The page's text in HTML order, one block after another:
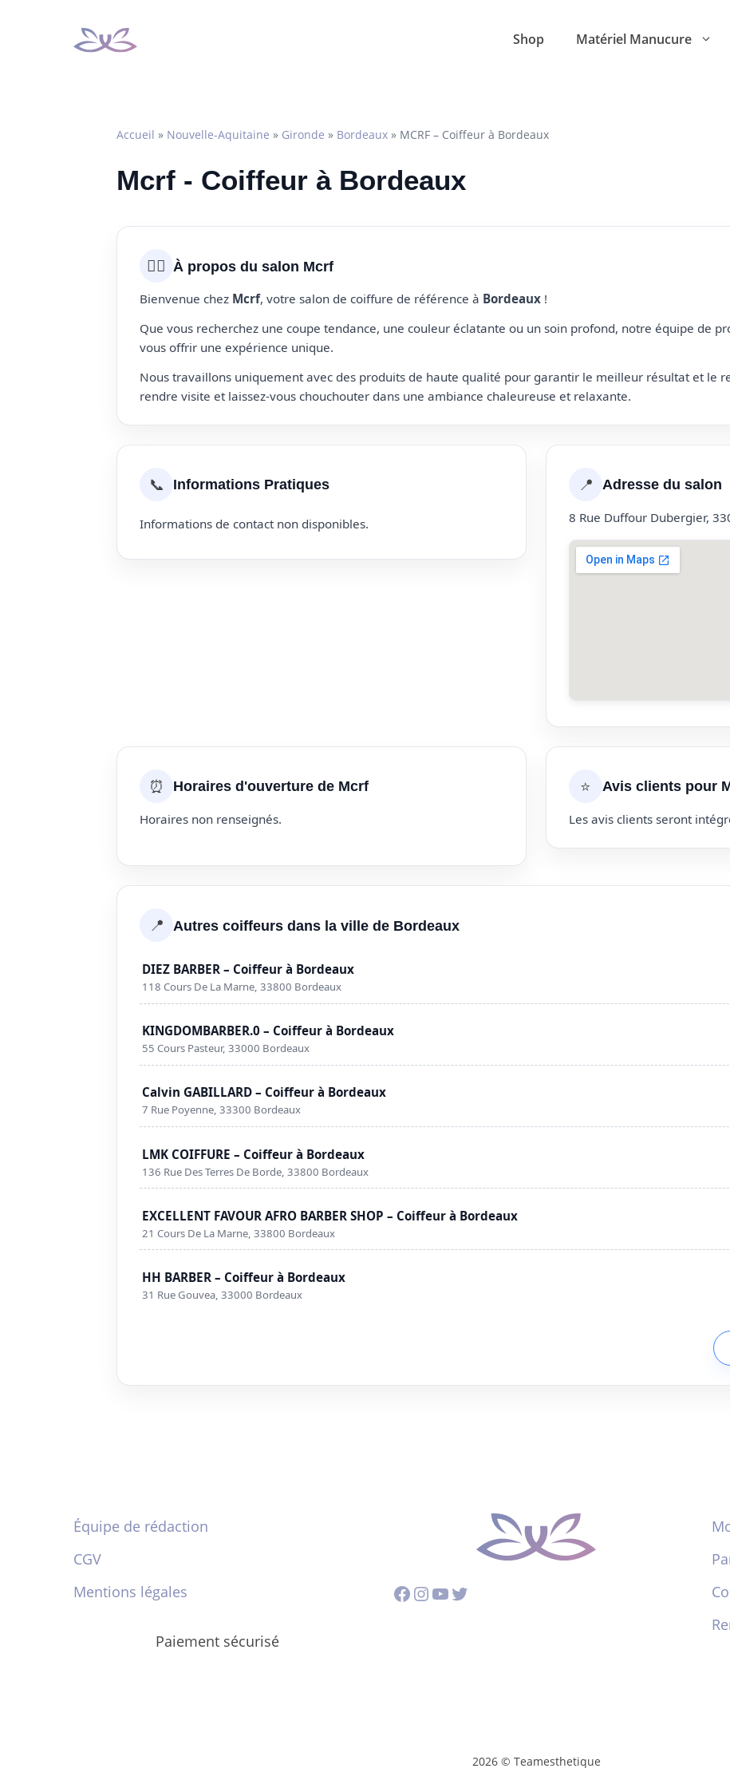
Shop Matériel Manucure
Accueil » Nouvelle-Aquitaine » Gironde » Bordeaux » MCRF – Coiffeur à Bordeaux
Mcrf - Coiffeur à Bordeaux
💇‍♀️ À propos du salon Mcrf
Bienvenue chez Mcrf, votre salon de coiffure de référence à Bordeaux !
Que vous recherchez une coupe tendance, une couleur éclatante ou un soin profond, notre équipe de
vous offrir une expérience unique.
Nous travaillons uniquement avec des produits de haute qualité pour garantir le meilleur résultat et le
rendre visite et laissez-vous chouchouter dans une ambiance chaleureuse et relaxante.
📞 Informations Pratiques
Informations de contact non disponibles.
📍 Adresse du salon
8 Rue Duffour Dubergier,
⏰ Horaires d'ouverture de Mcrf
Horaires non renseignés.
⭐ Avis clients pour
Les avis clients seront
📍 Autres coiffeurs dans la ville de Bordeaux
DIEZ BARBER – Coiffeur à Bordeaux
118 Cours De La Marne, 33800 Bordeaux
KINGDOMBARBER.0 – Coiffeur à Bordeaux
55 Cours Pasteur, 33000 Bordeaux
Calvin GABILLARD – Coiffeur à Bordeaux
7 Rue Poyenne, 33300 Bordeaux
LMK COIFFURE – Coiffeur à Bordeaux
136 Rue Des Terres De Borde, 33800 Bordeaux
EXCELLENT FAVOUR AFRO BARBER SHOP – Coiffeur à Bordeaux
21 Cours De La Marne, 33800 Bordeaux
HH BARBER – Coiffeur à Bordeaux
31 Rue Gouvea, 33000 Bordeaux
Équipe de rédaction
CGV
Mentions légales
Paiement sécurisé
Facebook
Instagram
YouTube
Twitter
2026 © Teamesthetique